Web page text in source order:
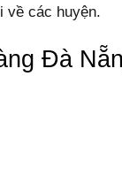
về các huyện.
Đà